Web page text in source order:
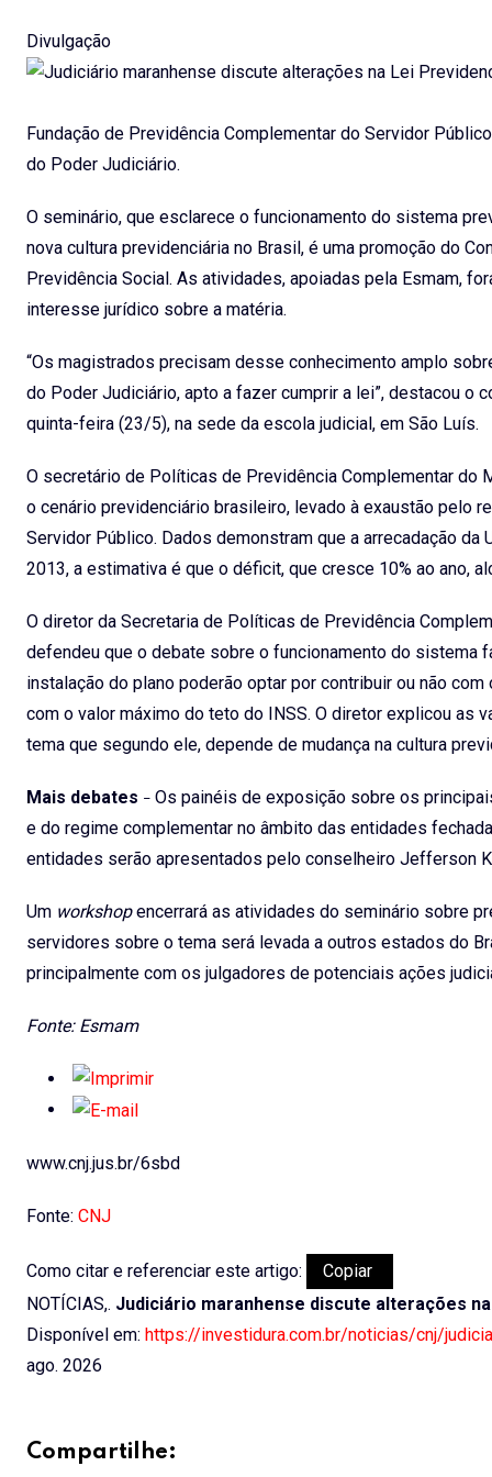
Divulgação
Fundação de Previdência Complementar do Servidor
do Poder Judiciário.
O seminário, que esclarece o funcionamento do sistema
nova cultura previdenciária no Brasil, é uma promoção do
Previdência Social. As atividades, apoiadas pela Esmam,
interesse jurídico sobre a matéria.
“Os magistrados precisam desse conhecimento amplo
do Poder Judiciário, apto a fazer cumprir a lei”, destacou o
quinta-feira (23/5), na sede da escola judicial, em São Luís.
O secretário de Políticas de Previdência Complementar do
o cenário previdenciário brasileiro, levado à exaustão pelo
Servidor Público. Dados demonstram que a arrecadação
2013, a estimativa é que o déficit, que cresce 10% ao ano,
O diretor da Secretaria de Políticas de Previdência
defendeu que o debate sobre o funcionamento do sistema
instalação do plano poderão optar por contribuir ou não
com o valor máximo do teto do INSS. O diretor explicou as
tema que segundo ele, depende de mudança na cultura
Mais debates – Os painéis de exposição sobre os
e do regime complementar no âmbito das entidades
entidades serão apresentados pelo conselheiro Jefferson
Um workshopencerrará as atividades do seminário sobre
servidores sobre o tema será levada a outros estados do
principalmente com os julgadores de potenciais ações
Fonte: Esmam
www.cnj.jus.br/6sbd
Fonte: CNJ
Como citar e referenciar este artigo:
Copiar
NOTÍCIAS,. Judiciário maranhense discute alterações
Disponível em: https://investidura.com.br/noticias/cnj/
ago. 2026
Compartilhe: